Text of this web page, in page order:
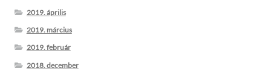
2019. április
2019. március
2019. február
2018. december